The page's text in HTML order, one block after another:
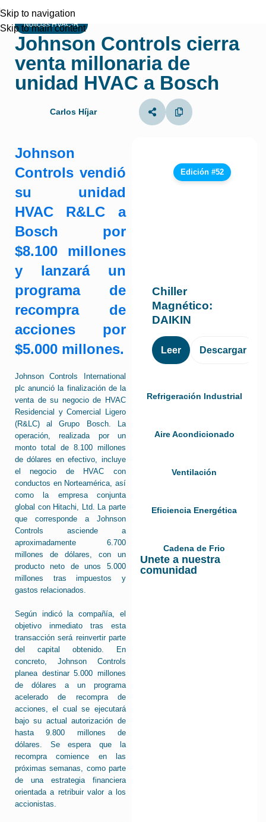
Skip to navigation
Skip to main content
Noticias HVAC-R
Johnson Controls cierra
venta millonaria de
unidad HVAC a Bosch
Carlos Híjar
Johnson
Controls vendió
su unidad
HVAC R&LC a
Bosch por
$8.100 millones
y lanzará un
programa de
recompra de
acciones por
$5.000 millones.
Johnson Controls International
plc anunció la finalización de la
venta de su negocio de HVAC
Residencial y Comercial Ligero
(R&LC) al Grupo Bosch. La
operación, realizada por un
monto total de 8.100 millones
de dólares en efectivo, incluye
el negocio de HVAC con
conductos en Norteamérica, así
como la empresa conjunta
global con Hitachi, Ltd. La parte
que corresponde a Johnson
Controls asciende a
aproximadamente 6.700
millones de dólares, con un
producto neto de unos 5.000
millones tras impuestos y
gastos relacionados.
Según indicó la compañía, el
objetivo inmediato tras esta
transacción será reinvertir parte
del capital obtenido. En
concreto, Johnson Controls
planea destinar 5.000 millones
de dólares a un programa
acelerado de recompra de
acciones, el cual se ejecutará
bajo su actual autorización de
hasta 9.800 millones de
dólares. Se espera que la
recompra comience en las
próximas semanas, como parte
de una estrategia financiera
orientada a retribuir valor a los
accionistas.
Edición #52
Chiller
Magnético:
DAIKIN
Leer Descargar
Refrigeración Industrial
Aire Acondicionado
Ventilación
Eficiencia Energética
Cadena de Frio
Unete a nuestra
comunidad